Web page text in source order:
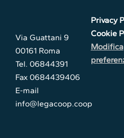
Via Guattani 9
00161 Roma
Tel. 06844391
Fax 0684439406
E-mail
info@legacoop.coop
Privacy
Cookie
Modifica